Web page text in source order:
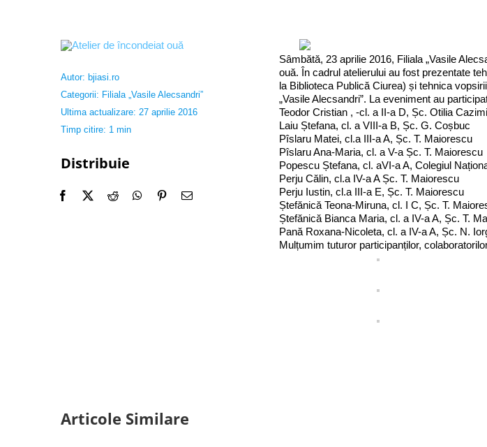
Autor: bjiasi.ro
Categorii: Filiala „Vasile Alecsandri”
Ultima actualizare: 27 aprilie 2016
Timp citire: 1 min
Distribuie
Sâmbătă, 23 aprilie 2016, Filiala „Vasile
ouă. În cadrul atelierului au fost prezentate
la Biblioteca Publică Ciurea) și tehnica
„Vasile Alecsandri”. La eveniment au
Teodor Cristian , -cl. a II-a D, Șc. Otilia
Laiu Ștefana, cl. a VIII-a B, Șc. G. Coșbuc
Pîslaru Matei, cl.a III-a A, Șc. T. Maiorescu
Pîslaru Ana-Maria, cl. a V-a Șc. T. Maiorescu
Popescu Ștefana, cl. aVI-a A, Colegiul
Perju Călin, cl.a IV-a A Șc. T. Maiorescu
Perju Iustin, cl.a III-a E, Șc. T. Maiorescu
Ștefănică Teona-Miruna, cl. I C, Șc. T.
Ștefănică Bianca Maria, cl. a IV-a A, Șc. T.
Pană Roxana-Nicoleta, cl. a IV-a A, Șc. N.
Mulțumim tuturor participanților,
Articole Similare